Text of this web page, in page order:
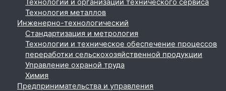
Технологии и организации технического сервиса
Технология металлов
Инженерно-технологический
Стандартизация и метрология
Технологии и техническое обеспечение процессов
переработки сельскохозяйственной продукции
Управление охраной труда
Химия
Предпринимательства и управления